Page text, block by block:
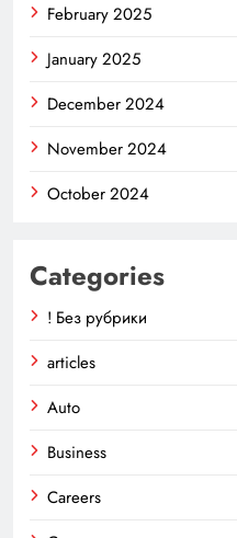
February 2025
January 2025
December 2024
November 2024
October 2024
Categories
! Без рубрики
articles
Auto
Business
Careers